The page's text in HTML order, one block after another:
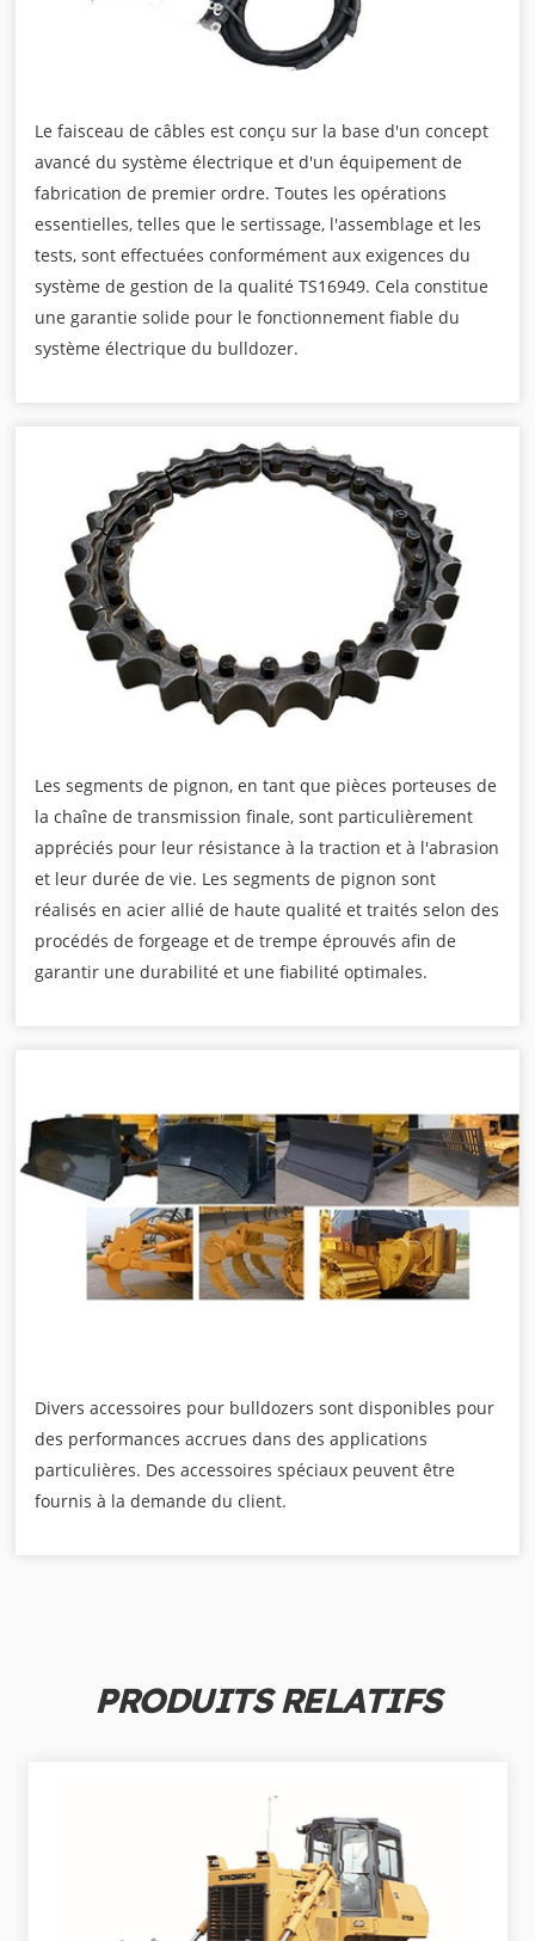
Le faisceau de câbles est conçu sur la base d'un concept
avancé du système électrique et d'un équipement de
fabrication de premier ordre. Toutes les opérations
essentielles, telles que le sertissage, l'assemblage et les
tests, sont effectuées conformément aux exigences du
système de gestion de la qualité TS16949. Cela constitue
une garantie solide pour le fonctionnement fiable du
système électrique du bulldozer.
Les segments de pignon, en tant que pièces porteuses de
la chaîne de transmission finale, sont particulièrement
appréciés pour leur résistance à la traction et à l'abrasion
et leur durée de vie. Les segments de pignon sont
réalisés en acier allié de haute qualité et traités selon des
procédés de forgeage et de trempe éprouvés afin de
garantir une durabilité et une fiabilité optimales.
Divers accessoires pour bulldozers sont disponibles pour
des performances accrues dans des applications
particulières. Des accessoires spéciaux peuvent être
fournis à la demande du client.
PRODUITS RELATIFS